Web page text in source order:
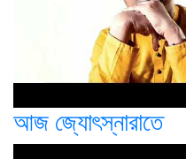
আজ জ্যোৎস্নারাতে